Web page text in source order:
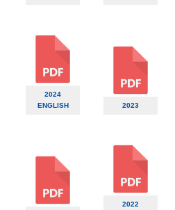
2024
ENGLISH
2023
2022